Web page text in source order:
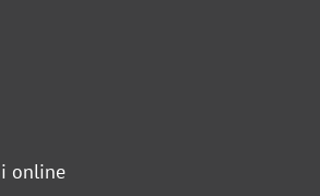
online